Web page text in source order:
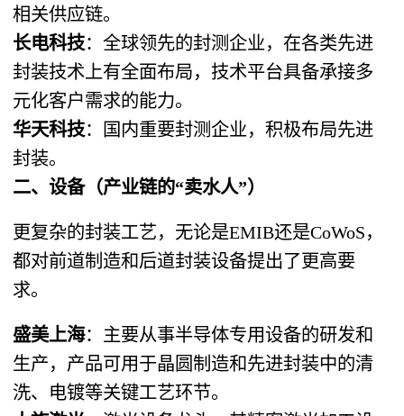
相关供应链。
长电科技：全球领先的封测企业，在各类先进
封装技术上有全面布局，技术平台具备承接多
元化客户需求的能力。
华天科技：国内重要封测企业，积极布局先进
封装。
二、设备（产业链的“卖水人”）
更复杂的封装工艺，无论是EMIB还是CoWoS，
都对前道制造和后道封装设备提出了更高要
求。
盛美上海：主要从事半导体专用设备的研发和
生产，产品可用于晶圆制造和先进封装中的清
洗、电镀等关键工艺环节。